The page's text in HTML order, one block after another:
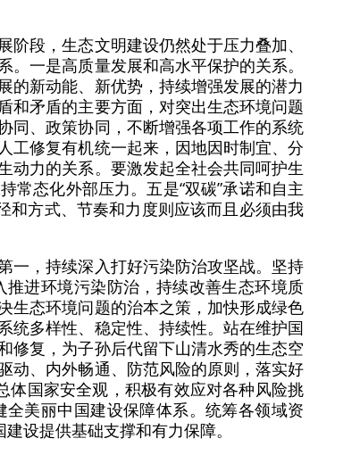
段，生态文明建设仍然处于压力叠加、
一是高质量发展和高水平保护的关系。
的新动能、新优势，持续增强发展的潜力
和矛盾的主要方面，对突出生态环境问题
同、政策协同，不断增强各项工作的系统
工修复有机统一起来，因地因时制宜、分
动力的关系。要激发起全社会共同呵护生
常态化外部压力。五是“双碳”承诺和自主
和方式、节奏和力度则应该而且必须由我
一，持续深入打好污染防治攻坚战。坚持
进环境污染防治，持续改善生态环境质
生态环境问题的治本之策，加快形成绿色
统多样性、稳定性、持续性。站在维护国
修复，为子孙后代留下山清水秀的生态空
动、内外畅通、防范风险的原则，落实好
体国家安全观，积极有效应对各种风险挑
美丽中国建设保障体系。统筹各领域资
设提供基础支撑和有力保障。